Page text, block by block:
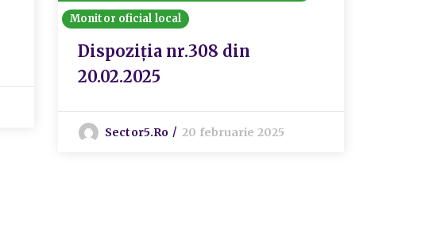
Monitor oficial local
Dispoziția nr.308 din
20.02.2025
Sector5.ro 20 februarie 2025